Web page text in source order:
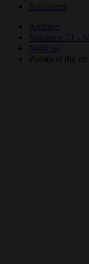
Secciones
Archivo
Volumen 71 -
Noticias
Puesta al día